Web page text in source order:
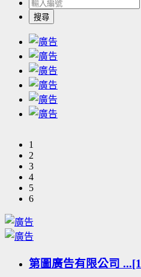
搜尋
1
2
3
4
5
6
第圖廣告有限公司